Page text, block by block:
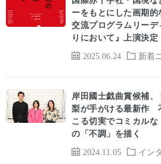
2025.06.24 新着
ーをもとにした画期
交流プログラムリー
りにおいて』上演決定
2024.11.05 イン
岸田國士戯曲賞候補
梨が手がける最新作
こる切実でコミカル
の「不調」を描く